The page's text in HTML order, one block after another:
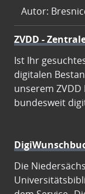
Autor:
ZVDD -
Ist Ihr
digitalen
unserem
bundesweit
Die